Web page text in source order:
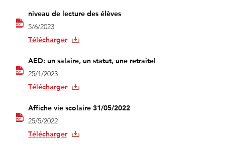
niveau de lecture des élèves
5/6/2023
Télécharger
AED: un salaire, un statut, une retraite!
25/1/2023
Télécharger
Affiche vie scolaire 31/05/2022
25/5/2022
Télécharger